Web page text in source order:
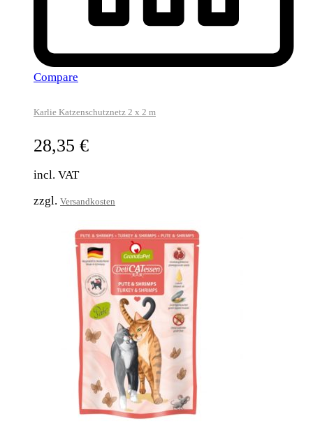
Compare
Karlie Katzenschutznetz 2 x 2 m
28,35 €
incl. VAT
zzgl. Versandkosten